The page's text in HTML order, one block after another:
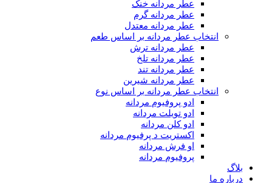
عطر مردانه خنک
عطر مردانه گرم
عطر مردانه معتدل
انتخاب عطر مردانه بر اساس طعم
عطر مردانه ترش
عطر مردانه تلخ
عطر مردانه تند
عطر مردانه شیرین
انتخاب عطر مردانه بر اساس نوع
ادو پروفیوم مردانه
ادو تویلت مردانه
ادو کلن مردانه
اکستریت د پرفیوم مردانه
او فرش مردانه
پروفیوم مردانه
بلاگ
درباره ما